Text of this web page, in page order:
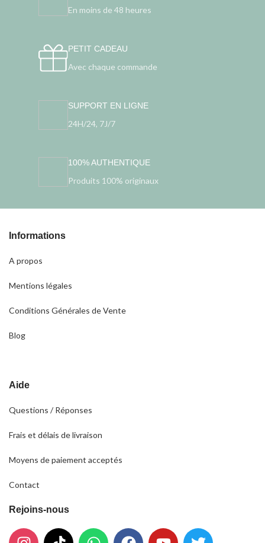
En moins de 48 heures
PETIT CADEAU
Avec chaque commande
SUPPORT EN LIGNE
24H/24, 7J/7
100% AUTHENTIQUE
Produits 100% originaux
Informations
A propos
Mentions légales
Conditions Générales de Vente
Blog
Aide
Questions / Réponses
Frais et délais de livraison
Moyens de paiement acceptés
Contact
Rejoins-nous